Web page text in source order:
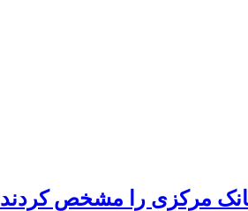
مرکزی را مشخص کردند